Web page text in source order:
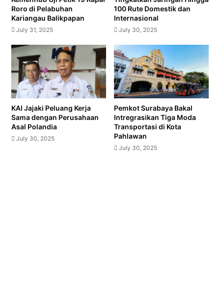
Roro di Pelabuhan
Kariangau Balikpapan
July 31, 2025
100 Rute Domestik dan
Internasional
July 30, 2025
KAI Jajaki Peluang Kerja
Sama dengan Perusahaan
Asal Polandia
July 30, 2025
Pemkot Surabaya Bakal
Intregrasikan Tiga Moda
Transportasi di Kota
Pahlawan
July 30, 2025